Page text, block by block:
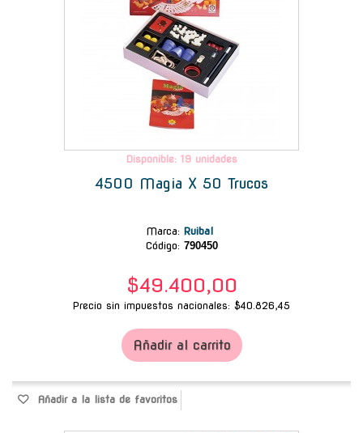
Disponible: 19 unidades
4500 Magia X 50 Trucos
Marca: Ruibal
Código: 790450
$49.400,00
Precio sin impuestos nacionales: $40.826,45
Añadir al carrito
Añadir a la lista de favoritos